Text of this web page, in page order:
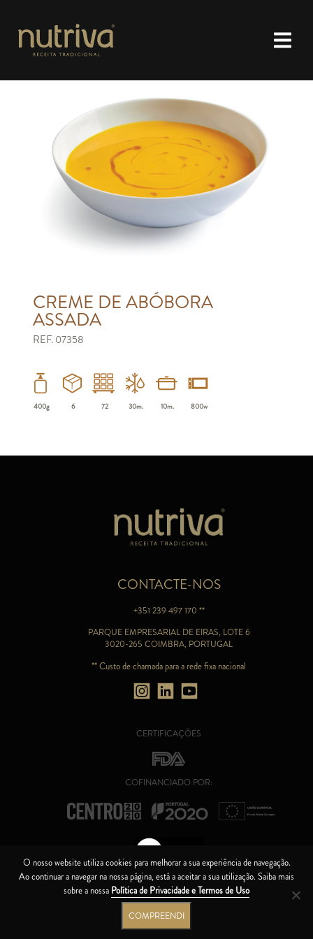
CREME DE ABÓBORA
ASSADA
REF. 07358
400g 6 72 30m. 10m. 800w
CONTACTE-NOS
+351 239 497 170 **
PARQUE EMPRESARIAL DE EIRAS, LOTE 6
3020-265 COIMBRA, PORTUGAL
** Custo de chamada para a rede fixa nacional
CERTIFICAÇÕES
COFINANCIADO POR:
CANAL DE ÉTICA
CÓDIGO DE BOA CONDUTA
O nosso website utiliza cookies para melhorar a sua experiência de navegação.
Ao continuar a navegar na nossa página, está a aceitar a sua utilização. Saiba mais
sobre a nossa Política de Privacidade e Termos de Uso
COMPREENDI